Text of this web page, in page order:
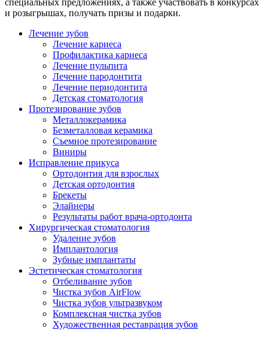
специальных предложениях, а также участвовать в конкурсах
и розыгрышах, получать призы и подарки.
Лечение зубов
Лечение кариеса
Профилактика кариеса
Лечение пульпита
Лечение пародонтита
Лечение периодонтита
Детская стоматология
Протезирование зубов
Металлокерамика
Безметалловая керамика
Съемное протезирование
Виниры
Исправление прикуса
Ортодонтия для взрослых
Детская ортодонтия
Брекеты
Элайнеры
Результаты работ врача-ортодонта
Хирургическая стоматология
Удаление зубов
Имплантология
Зубные имплантаты
Эстетическая стоматология
Отбеливание зубов
Чистка зубов AirFlow
Чистка зубов ультразвуком
Комплексная чистка зубов
Художественная реставрация зубов